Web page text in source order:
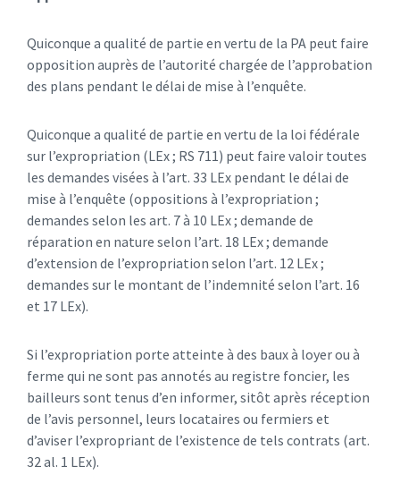
Quiconque a qualité de partie en vertu de la PA peut faire
opposition auprès de l’autorité chargée de l’approbation
des plans pendant le délai de mise à l’enquête.
Quiconque a qualité de partie en vertu de la loi fédérale
sur l’expropriation (LEx ; RS 711) peut faire valoir toutes
les demandes visées à l’art. 33 LEx pendant le délai de
mise à l’enquête (oppositions à l’expropriation ;
demandes selon les art. 7 à 10 LEx ; demande de
réparation en nature selon l’art. 18 LEx ; demande
d’extension de l’expropriation selon l’art. 12 LEx ;
demandes sur le montant de l’indemnité selon l’art. 16
et 17 LEx).
Si l’expropriation porte atteinte à des baux à loyer ou à
ferme qui ne sont pas annotés au registre foncier, les
bailleurs sont tenus d’en informer, sitôt après réception
de l’avis personnel, leurs locataires ou fermiers et
d’aviser l’expropriant de l’existence de tels contrats (art.
32 al. 1 LEx).